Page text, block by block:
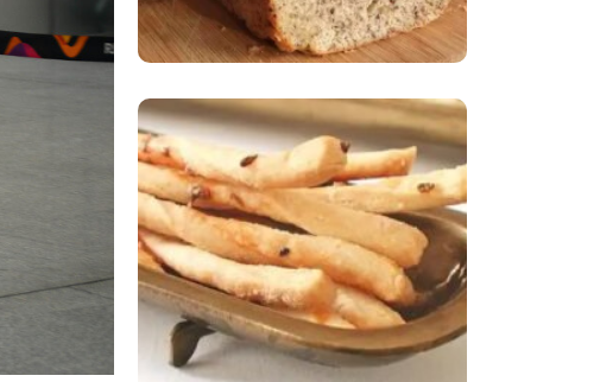
Comer Bem:
Palitinhos De Cebola
E Salsa